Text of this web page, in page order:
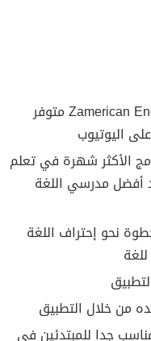
برنامج تعليم اللغة الإنجليزية Zamerican English متوفر
اليوتيوب
الأكثر شهرة في تعلم
أفضل مدرسي اللغة
نحو إحتراف اللغة
من خلال التطبيق
جدا للمبتدئين في